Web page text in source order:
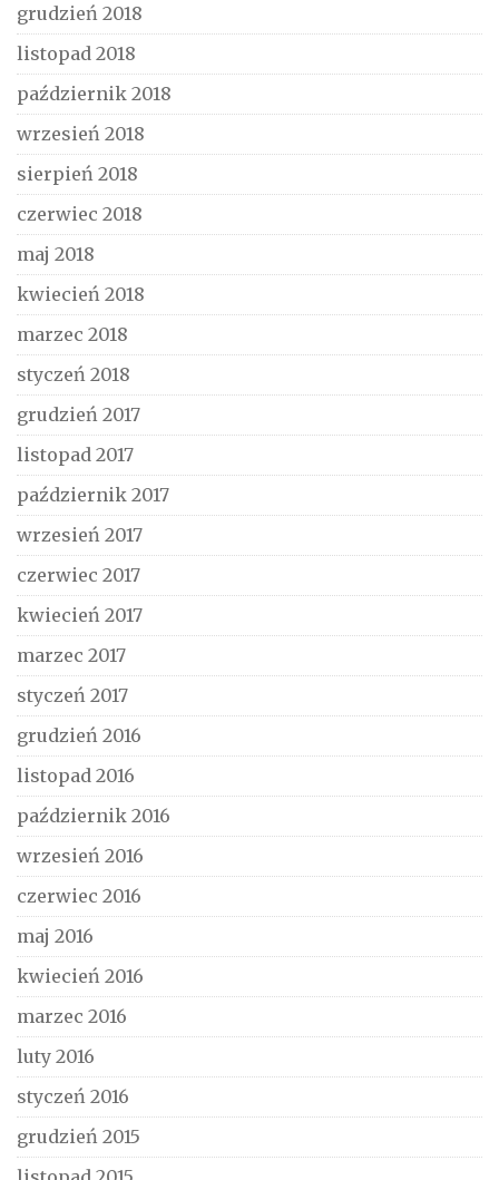
grudzień 2018
listopad 2018
październik 2018
wrzesień 2018
sierpień 2018
czerwiec 2018
maj 2018
kwiecień 2018
marzec 2018
styczeń 2018
grudzień 2017
listopad 2017
październik 2017
wrzesień 2017
czerwiec 2017
kwiecień 2017
marzec 2017
styczeń 2017
grudzień 2016
listopad 2016
październik 2016
wrzesień 2016
czerwiec 2016
maj 2016
kwiecień 2016
marzec 2016
luty 2016
styczeń 2016
grudzień 2015